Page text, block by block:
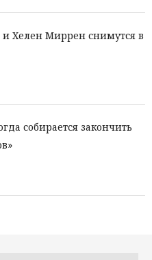
Хелен Миррен снимутся в
собирается закончить